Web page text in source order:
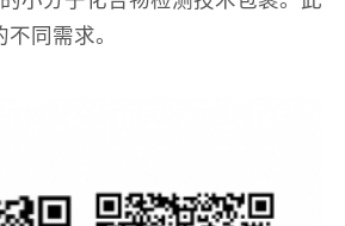
同需求。